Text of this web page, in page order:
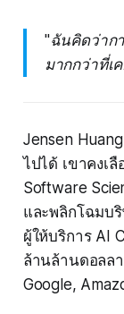
"ฉันคิดว่าก
มากกว่าที่เ
Jensen
ไปได้ เขาคงเ
Software
และพลิกโฉมบ
ผู้ให้บริการ AI
ล้านล้านดอลล
Google,